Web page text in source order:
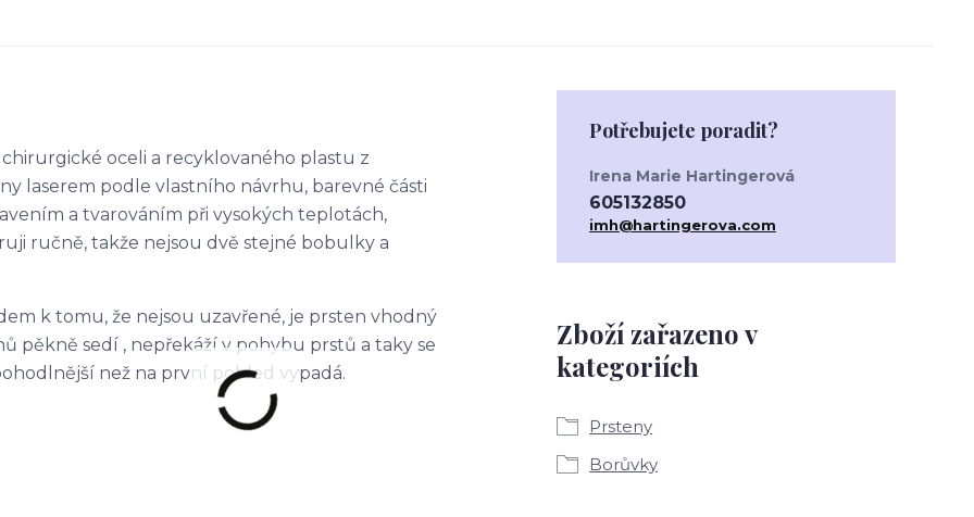
oceli a recyklovaného plastu z
laserem podle vlastního návrhu, barevné části
a tvarováním při vysokých teplotách,
ručně, takže nejsou dvě stejné bobulky a
k tomu, že nejsou uzavřené, je prsten vhodný
pěkně sedí , nepřekáží v pohybu prstů a taky se
než na první pohled vypadá.
Zboží zařazeno v
kategoriích
Prsteny
Borůvky
Potřebujete poradit?
Irena Marie Hartingerová
605132850
imh@hartingerova.com